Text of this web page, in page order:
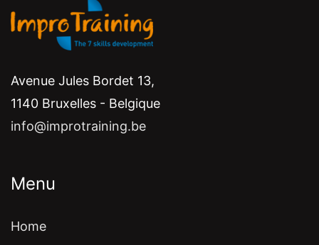
Avenue Jules Bordet 13,
1140 Bruxelles - Belgique
info@improtraining.be
Menu
Home